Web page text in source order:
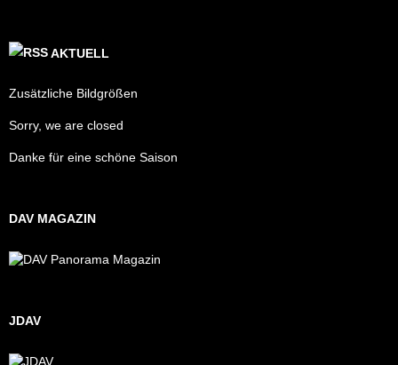
AKTUELL
Zusätzliche Bildgrößen
Sorry, we are closed
Danke für eine schöne Saison
DAV MAGAZIN
JDAV